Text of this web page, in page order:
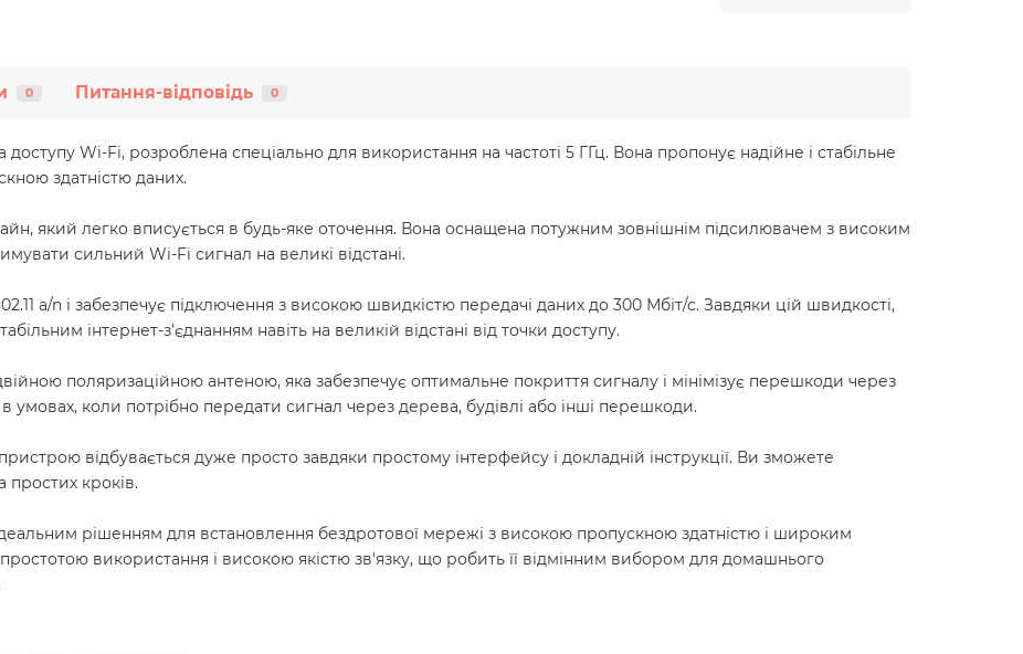
0 Питання-відповідь 0
Wi-Fi, розроблена спеціально для використання на частоті 5 ГГц. Вона пропонує надійне і стабільне
здатністю даних.
який легко вписується в будь-яке оточення. Вона оснащена потужним зовнішнім підсилювачем з високим
сильний Wi-Fi сигнал на великі відстані.
a/n і забезпечує підключення з високою швидкістю передачі даних до 300 Мбіт/с. Завдяки цій швидкості,
інтернет-з'єднанням навіть на великій відстані від точки доступу.
поляризаційною антеною, яка забезпечує оптимальне покриття сигналу і мінімізує перешкоди через
коли потрібно передати сигнал через дерева, будівлі або інші перешкоди.
відбувається дуже просто завдяки простому інтерфейсу і докладній інструкції. Ви зможете
простих кроків.
рішенням для встановлення бездротової мережі з високою пропускною здатністю і широким
простотою використання і високою якістю зв'язку, що робить її відмінним вибором для домашнього